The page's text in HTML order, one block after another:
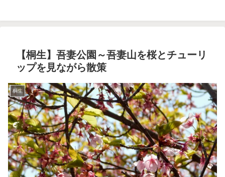
【桐生】吾妻公園～吾妻山を桜とチューリ
ップを見ながら散策
桐生